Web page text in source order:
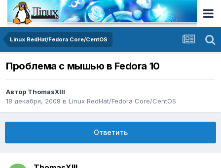
Linux RedHat/Fedora Core/CentOS
Проблема с мышью в Fedora 10
Автор ThomasXIII
18 декабря, 2008 в Linux RedHat/Fedora Core/CentOS
Ответить